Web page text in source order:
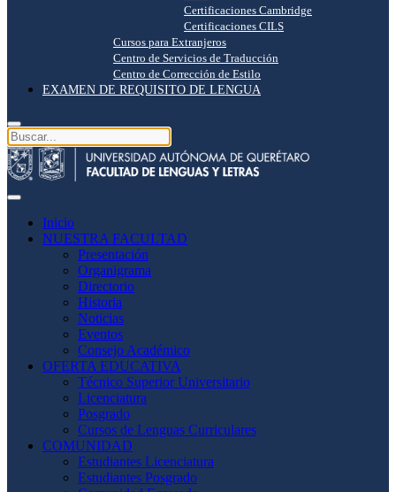
Certificaciones Cambridge
Certificaciones CILS
Cursos para Extranjeros
Centro de Servicios de Traducción
Centro de Corrección de Estilo
EXAMEN DE REQUISITO DE LENGUA
Inicio
NUESTRA FACULTAD
Presentación
Organigrama
Directorio
Historia
Noticias
Eventos
Consejo Académico
OFERTA EDUCATIVA
Técnico Superior Universitario
Licenciatura
Posgrado
Cursos de Lenguas Curriculares
COMUNIDAD
Estudiantes Licenciatura
Estudiantes Posgrado